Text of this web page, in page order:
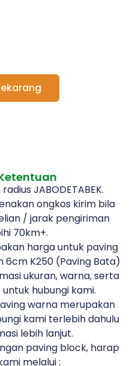
JABODETABEK.
ongkos kirim bila
/ jarak pengiriman
70km+.
harga untuk paving
K250 (Paving Bata)
ukuran, warna, serta
hubungi kami.
warna merupakan
kami terlebih dahulu
lebih lanjut.
paving block, harap
melalui :